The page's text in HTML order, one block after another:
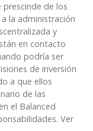
prescinde de los
la administración
y
en contacto
podría ser
de inversión
a que ellos
de las
el Balanced
Ver